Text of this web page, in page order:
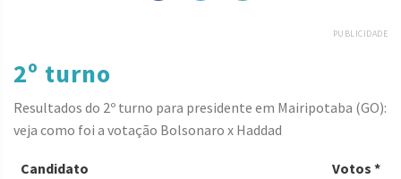
PUBLICIDADE
2º turno
Resultados do 2º turno para presidente em Mairipotaba (GO):
veja como foi a votação Bolsonaro x Haddad
Candidato Votos *